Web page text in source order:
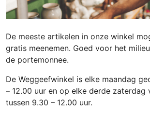
De meeste artikelen in onze winkel
gratis meenemen. Goed voor het
de portemonnee.
De Weggeefwinkel is elke maandag
– 12.00 uur en op elke derde zaterdag
tussen 9.30 – 12.00 uur.